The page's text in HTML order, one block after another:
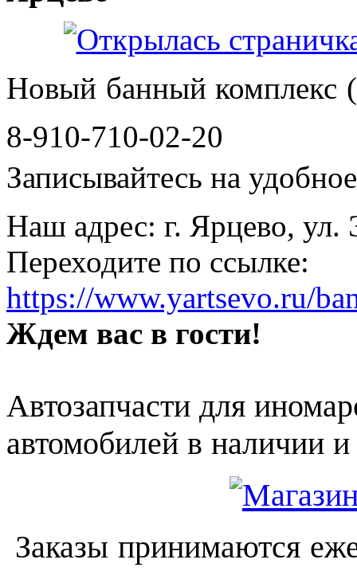
Новый банный комплекс
8-910-710-02-20
Записывайтесь на
Наш адрес: г. Ярцево, ул.
Переходите по ссылке:
https://www.yartsevo.ru/
Ждем вас в гости!
Автозапчасти для
автомобилей в наличии и
Заказы принимаются